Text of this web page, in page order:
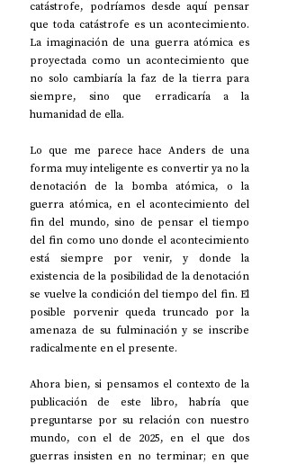
catástrofe, podríamos desde aquí pensar
que toda catástrofe es un acontecimiento.
La imaginación de una guerra atómica es
proyectada como un acontecimiento que
no solo cambiaría la faz de la tierra para
siempre, sino que erradicaría a la
humanidad de ella.
Lo que me parece hace Anders de una
forma muy inteligente es convertir ya no la
denotación de la bomba atómica, o la
guerra atómica, en el acontecimiento del
fin del mundo, sino de pensar el tiempo
del fin como uno donde el acontecimiento
está siempre por venir, y donde la
existencia de la posibilidad de la denotación
se vuelve la condición del tiempo del fin. El
posible porvenir queda truncado por la
amenaza de su fulminación y se inscribe
radicalmente en el presente.
Ahora bien, si pensamos el contexto de la
publicación de este libro, habría que
preguntarse por su relación con nuestro
mundo, con el de 2025, en el que dos
guerras insisten en no terminar; en que